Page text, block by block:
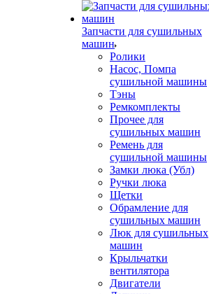
Запчасти для сушильных
машин
Ролики
Насос, Помпа
сушильной машины
Тэны
Ремкомплекты
Прочее для
сушильных машин
Ремень для
сушильной машины
Замки люка (Убл)
Ручки люка
Щетки
Обрамление для
сушильных машин
Люк для сушильных
машин
Крыльчатки
вентилятора
Двигатели